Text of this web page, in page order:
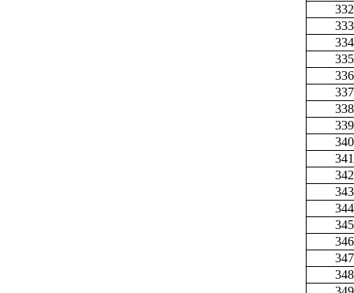
332
333
334
335
336
337
338
339
340
341
342
343
344
345
346
347
348